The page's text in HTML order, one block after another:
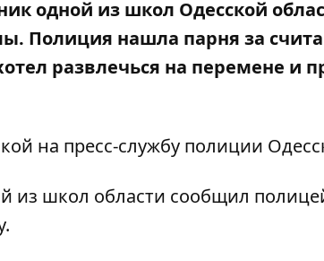
одной из школ Одесской
Полиция нашла парня за
развлечься на перемене и
на пресс-службу полиции
из школ области сообщил